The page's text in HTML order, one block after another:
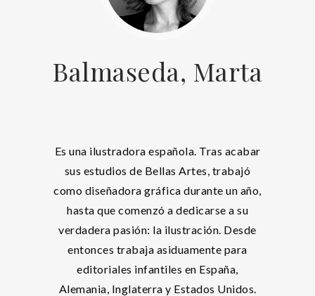
Balmaseda, Marta
Es una ilustradora española. Tras acabar
sus estudios de Bellas Artes, trabajó
como diseñadora gráfica durante un año,
hasta que comenzó a dedicarse a su
verdadera pasión: la ilustración. Desde
entonces trabaja asiduamente para
editoriales infantiles en España,
Alemania, Inglaterra y Estados Unidos.